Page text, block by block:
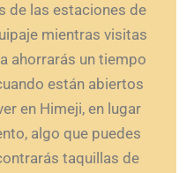
de las estaciones de
mientras visitas
ahorrarás un tiempo
están abiertos
en Himeji, en lugar
algo que puedes
taquillas de